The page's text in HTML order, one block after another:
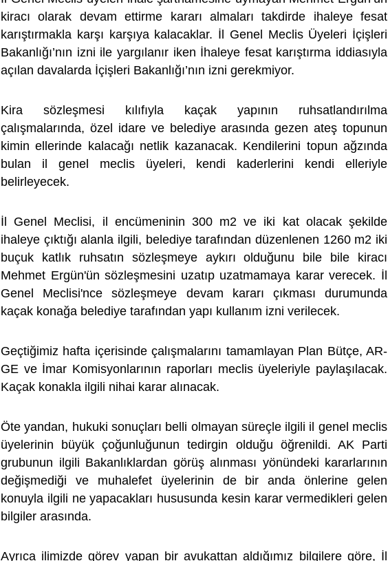
kiracı olarak devam ettirme kararı almaları takdirde ihaleye fesat
karıştırmakla karşı karşıya kalacaklar. İl Genel Meclis Üyeleri İçişleri
Bakanlığı’nın izni ile yargılanır iken İhaleye fesat karıştırma iddiasıyla
açılan davalarda İçişleri Bakanlığı’nın izni gerekmiyor.
Kira sözleşmesi kılıfıyla kaçak yapının ruhsatlandırılma
çalışmalarında, özel idare ve belediye arasında gezen ateş topunun
kimin ellerinde kalacağı netlik kazanacak. Kendilerini topun ağzında
bulan il genel meclis üyeleri, kendi kaderlerini kendi elleriyle
belirleyecek.
İl Genel Meclisi, il encümeninin 300 m2 ve iki kat olacak şekilde
ihaleye çıktığı alanla ilgili, belediye tarafından düzenlenen 1260 m2 iki
buçuk katlık ruhsatın sözleşmeye aykırı olduğunu bile bile kiracı
Mehmet Ergün'ün sözleşmesini uzatıp uzatmamaya karar verecek. İl
Genel Meclisi'nce sözleşmeye devam kararı çıkması durumunda
kaçak konağa belediye tarafından yapı kullanım izni verilecek.
Geçtiğimiz hafta içerisinde çalışmalarını tamamlayan Plan Bütçe, AR-
GE ve İmar Komisyonlarının raporları meclis üyeleriyle paylaşılacak.
Kaçak konakla ilgili nihai karar alınacak.
Öte yandan, hukuki sonuçları belli olmayan süreçle ilgili il genel meclis
üyelerinin büyük çoğunluğunun tedirgin olduğu öğrenildi. AK Parti
grubunun ilgili Bakanlıklardan görüş alınması yönündeki kararlarının
değişmediği ve muhalefet üyelerinin de bir anda önlerine gelen
konuyla ilgili ne yapacakları hususunda kesin karar vermedikleri gelen
bilgiler arasında.
Ayrıca ilimizde görev yapan bir avukattan aldığımız bilgilere göre, İl